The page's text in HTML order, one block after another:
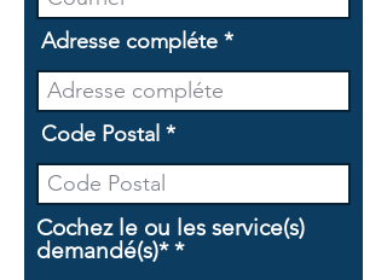
Adresse compléte
Code Postal
Cochez le ou les service(s)
demandé(s)* *O